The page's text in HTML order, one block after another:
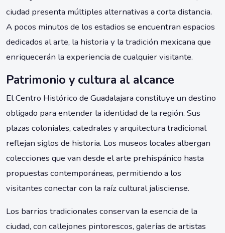
ciudad presenta múltiples alternativas a corta distancia.
A pocos minutos de los estadios se encuentran espacios
dedicados al arte, la historia y la tradición mexicana que
enriquecerán la experiencia de cualquier visitante.
Patrimonio y cultura al alcance
El Centro Histórico de Guadalajara constituye un destino
obligado para entender la identidad de la región. Sus
plazas coloniales, catedrales y arquitectura tradicional
reflejan siglos de historia. Los museos locales albergan
colecciones que van desde el arte prehispánico hasta
propuestas contemporáneas, permitiendo a los
visitantes conectar con la raíz cultural jalisciense.
Los barrios tradicionales conservan la esencia de la
ciudad, con callejones pintorescos, galerías de artistas